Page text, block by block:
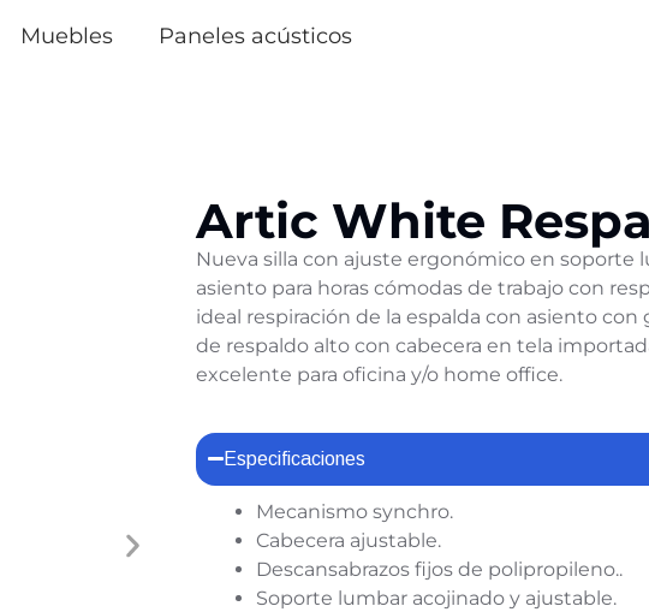
Muebles Paneles acústicos
Artic White
Nueva silla con ajuste ergonómico en soporte
asiento para horas cómodas de trabajo con
ideal respiración de la espalda con asiento con
de respaldo alto con cabecera en tela
excelente para oficina y/o home office.
Especificaciones
Mecanismo synchro.
Cabecera ajustable.
Descansabrazos fijos de polipropileno..
Soporte lumbar acojinado y ajustable.